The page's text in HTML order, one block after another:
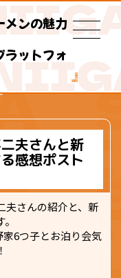
メンの魅力
ラットフォ
夫さんと新
感想ポスト
夫さんの紹介と、新
6つ子とお泊り会気